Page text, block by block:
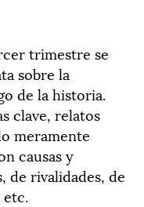
trimestre se
sobre la
de la historia.
clave, relatos
meramente
causas y
de rivalidades, de
etc.